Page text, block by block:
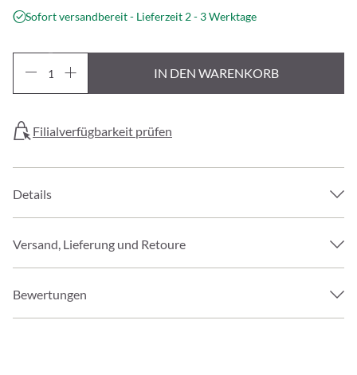
Sofort versandbereit - Lieferzeit 2 - 3 Werktage
IN DEN WARENKORB
Filialverfügbarkeit prüfen
Details
Versand, Lieferung und Retoure
Bewertungen